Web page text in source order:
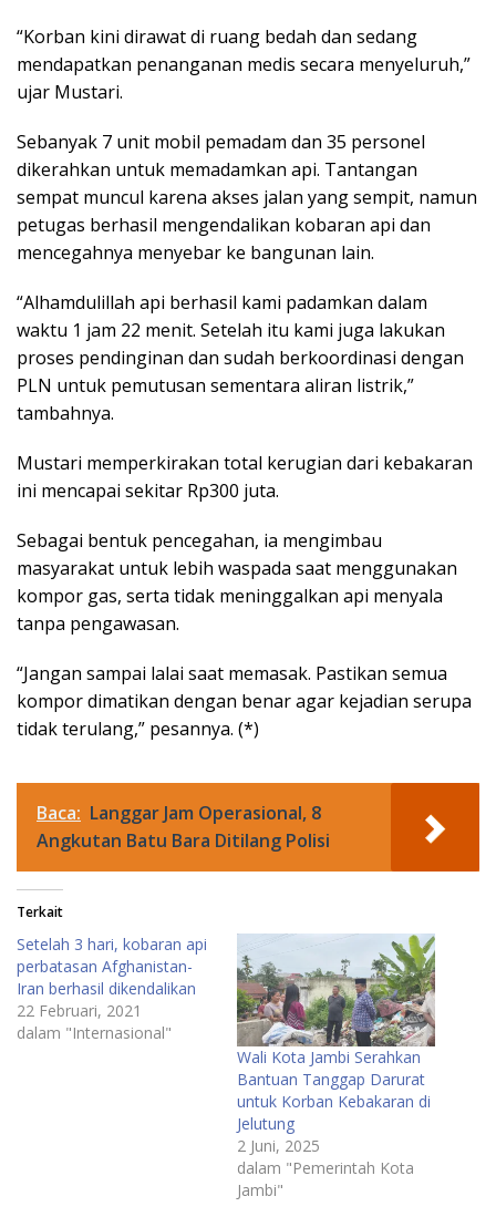
“Korban kini dirawat di ruang bedah dan sedang
mendapatkan penanganan medis secara menyeluruh,”
ujar Mustari.
Sebanyak 7 unit mobil pemadam dan 35 personel
dikerahkan untuk memadamkan api. Tantangan
sempat muncul karena akses jalan yang sempit, namun
petugas berhasil mengendalikan kobaran api dan
mencegahnya menyebar ke bangunan lain.
“Alhamdulillah api berhasil kami padamkan dalam
waktu 1 jam 22 menit. Setelah itu kami juga lakukan
proses pendinginan dan sudah berkoordinasi dengan
PLN untuk pemutusan sementara aliran listrik,”
tambahnya.
Mustari memperkirakan total kerugian dari kebakaran
ini mencapai sekitar Rp300 juta.
Sebagai bentuk pencegahan, ia mengimbau
masyarakat untuk lebih waspada saat menggunakan
kompor gas, serta tidak meninggalkan api menyala
tanpa pengawasan.
“Jangan sampai lalai saat memasak. Pastikan semua
kompor dimatikan dengan benar agar kejadian serupa
tidak terulang,” pesannya. (*)
Baca: Langgar Jam Operasional, 8
Angkutan Batu Bara Ditilang Polisi
Terkait
Setelah 3 hari, kobaran api
perbatasan Afghanistan-
Iran berhasil dikendalikan
22 Februari, 2021
dalam "Internasional"
Wali Kota Jambi Serahkan
Bantuan Tanggap Darurat
untuk Korban Kebakaran di
Jelutung
2 Juni, 2025
dalam "Pemerintah Kota
Jambi"